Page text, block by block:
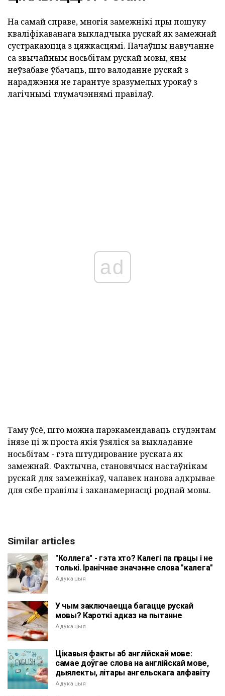
На самай справе, многія замежнікі пры пошуку
кваліфікаванага выкладчыка рускай як замежнай
сустракаюцца з цяжкасцямі. Пачаўшы навучанне
са звычайным носьбітам рускай мовы, яны
неўзабаве ўбачаць, што валоданне рускай з
нараджэння не гарантуе зразумелых урокаў з
лагічнымі тлумачэннямі правілаў.
ad
Таму ўсё, што можна парэкамендаваць студэнтам
інязе ці ж проста якія ўзяліся за выкладанне
носьбітам - гэта штудирование рускага як
замежнай. Фактычна, становячыся настаўнікам
рускай для замежнікаў, чалавек нанова адкрывае
для сябе правілы і заканамернасці роднай мовы.
Similar articles
"Коллега" - гэта хто? Калегі па працы і не
толькі. Іранічнае значэнне слова "калега"
Адукацыя
У чым заключаецца багацце рускай
мовы? Кароткі адказ на пытанне
Адукацыя
Цікавыя факты аб англійскай мове:
самае доўгае слова на англійскай мове,
дыялекты, літары ангельскага алфавіту
Адукацыя